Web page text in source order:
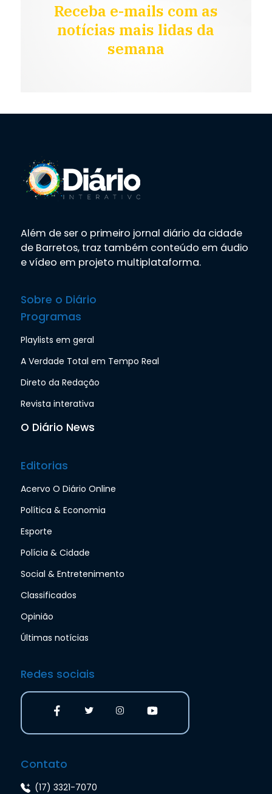
Receba e-mails com as
notícias mais lidas da
semana
Além de ser o primeiro jornal diário da cidade
de Barretos, traz também conteúdo em áudio
e vídeo em projeto multiplataforma.
Sobre o Diário
Programas
Playlists em geral
A Verdade Total em Tempo Real
Direto da Redação
Revista interativa
O Diário News
Editorias
Acervo O Diário Online
Política & Economia
Esporte
Polícia & Cidade
Social & Entretenimento
Classificados
Opinião
Últimas notícias
Redes sociais
Contato
(17) 3321-7070